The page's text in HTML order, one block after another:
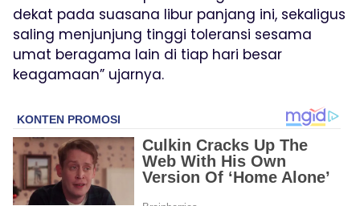
dekat pada suasana libur panjang ini, sekaligus
saling menjunjung tinggi toleransi sesama
umat beragama lain di tiap hari besar
keagamaan” ujarnya.